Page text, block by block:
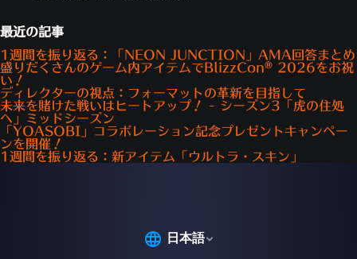
にして、
をクリックします。
o「地上にない場合、燃焼を停止する」ルール
にも手を加えましょう。
アクションで[追加]をクリックします。
ヒーローが地面に接していない時はダメ
う。
ヒーローが地上にいるとダメージを受け、ジャンプ
ません。変数はすべて、デフォルトの値
値： グローバル変数
演算子：
値：カウント：
操作しているヒーローが、そのラウンド
番号で求められるヒーローとは異なって
最近の記事
1週間を振り返る：「NEON JUNCTION」AMA回答まとめ
盛りだくさんのゲーム内アイテムでBlizzCon® 2026をお祝
い！
ディレクターの視点：フォーマットの革新を目指して
未来を賭けた戦いはヒートアップ！ - シーズン3「虎の住処
へ」ミッドシーズン
「YOASOBI」コラボレーション記念プレゼントキャンペー
ンを開催！
1週間を振り返る：新アイテム「ウルトラ・スキン」